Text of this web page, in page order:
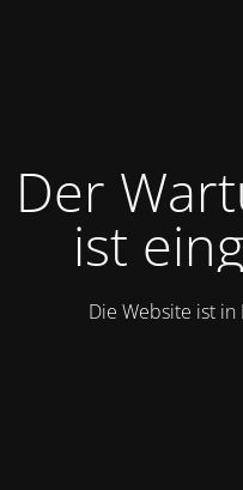
Der
ist
Die Website ist